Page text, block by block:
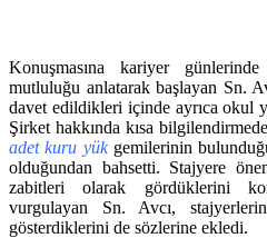
Konuşmasına kariyer
mutluluğu anlatarak başlayan Sn.
davet edildikleri içinde ayrıca okul
Şirket hakkında kısa
adet kuru yük gemilerinin
olduğundan bahsetti. Stajyere
zabitleri olarak gördüklerini
vurgulayan Sn. Avcı,
gösterdiklerini de sözlerine ekledi.